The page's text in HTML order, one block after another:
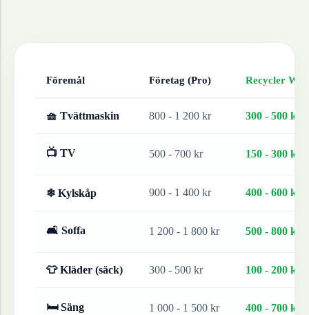
Föremål Företag (Pro) Recycler
🧺 Tvättmaskin 800 - 1 200 kr 300 - 500 kr
📺 TV 500 - 700 kr 150 - 300 kr
❄ Kylskåp 900 - 1 400 kr 400 - 600 kr
🛋 Soffa 1 200 - 1 800 kr 500 - 800 kr
👕 Kläder (säck) 300 - 500 kr 100 - 200 kr
🛏 Säng 1 000 - 1 500 kr 400 - 700 kr